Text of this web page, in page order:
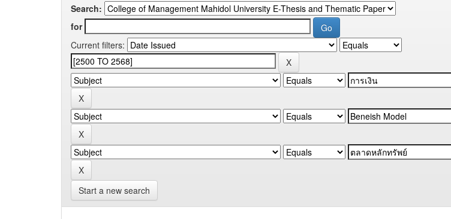
Search:
for
Current filters:
Start a new search